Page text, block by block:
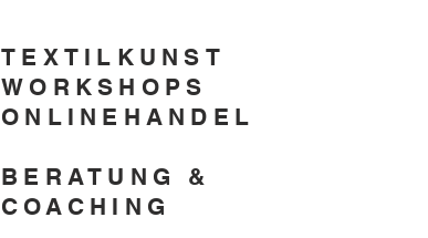
TEXTILKUNST
WORKSHOPS
ONLINEHANDEL
BERATUNG &
COACHING